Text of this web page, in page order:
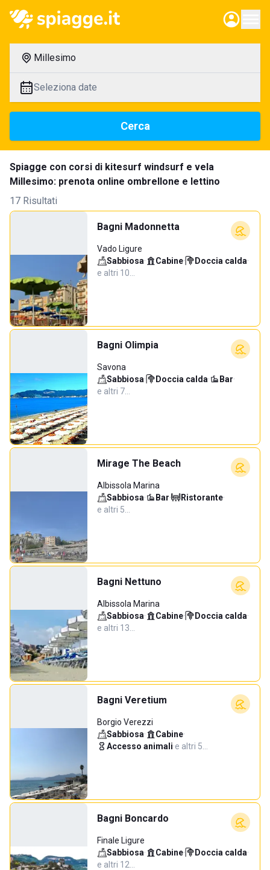
Millesimo
Seleziona date
Cerca
Spiagge con corsi di kitesurf windsurf e vela
Millesimo: prenota online ombrellone e lettino
17 Risultati
Bagni Madonnetta
Vado Ligure
Sabbiosa· Cabine· Doccia calda·
e altri 10…
Bagni Olimpia
Savona
Sabbiosa· Doccia calda· Bar·
e altri 7…
Mirage The Beach
Albissola Marina
Sabbiosa· Bar· Ristorante·
e altri 5…
Bagni Nettuno
Albissola Marina
Sabbiosa· Cabine· Doccia calda·
e altri 13…
Bagni Veretium
Borgio Verezzi
Sabbiosa· Cabine·
Accesso animali·e altri 5…
Bagni Boncardo
Finale Ligure
Sabbiosa· Cabine· Doccia calda·
e altri 12…